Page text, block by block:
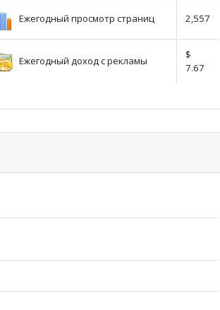
Ежегодный просмотр страниц 2,557
Ежегодный доход с рекламы
$
7.67